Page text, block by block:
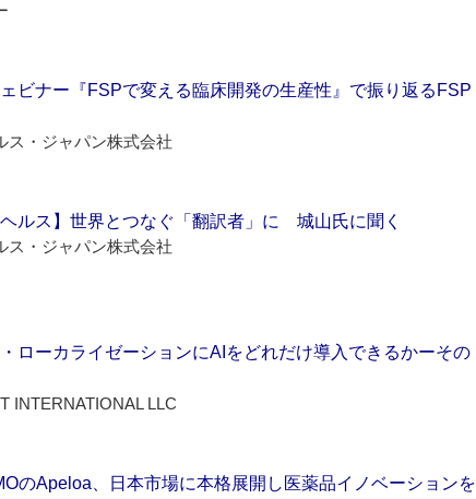
ェビナー『FSPで変える臨床開発の生産性』で振り返るFSP
ス・ジャパン株式会社
ヘルス】世界とつなぐ「翻訳者」に 城山氏に聞く
ス・ジャパン株式会社
ローカライゼーションにAIをどれだけ導入できるかーその
INTERNATIONAL LLC
のApeloa、日本市場に本格展開し医薬品イノベーションを